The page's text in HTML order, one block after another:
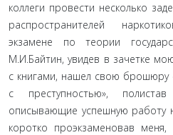
коллеги провести несколько
распространителей
экзамене по теории
М.И.Байтин, увидев в зачетке
с книгами, нашел свою
с преступностью»,
описывающие успешную работу
коротко проэкзаменовав меня,